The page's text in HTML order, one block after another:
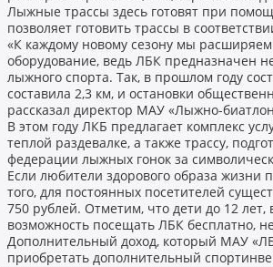
Лыжные трассы здесь готовят при
позволяет готовить трассы в
«К каждому новому сезону мы
оборудование, ведь ЛБК предназначен
лыжного спорта. Так, в прошлом году
составила 2,3 км, и остановки
рассказал директор МАУ «Лыжно-
В этом году ЛКБ предлагает комплекс
теплой раздевалке, а также трассу,
федерации лыжных гонок за
Если любители здорового образа жизни
того, для постоянных посетителей
750 рублей. Отметим, что дети до 12
возможность посещать ЛБК бесплатно,
Дополнительный доход, который МАУ
приобретать дополнительный